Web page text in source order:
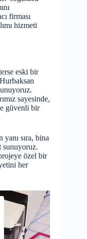
firması
hizmeti
eski bir
sayesinde,
güvenli bir
sıra, bina
sunuyoruz.
özel bir
her